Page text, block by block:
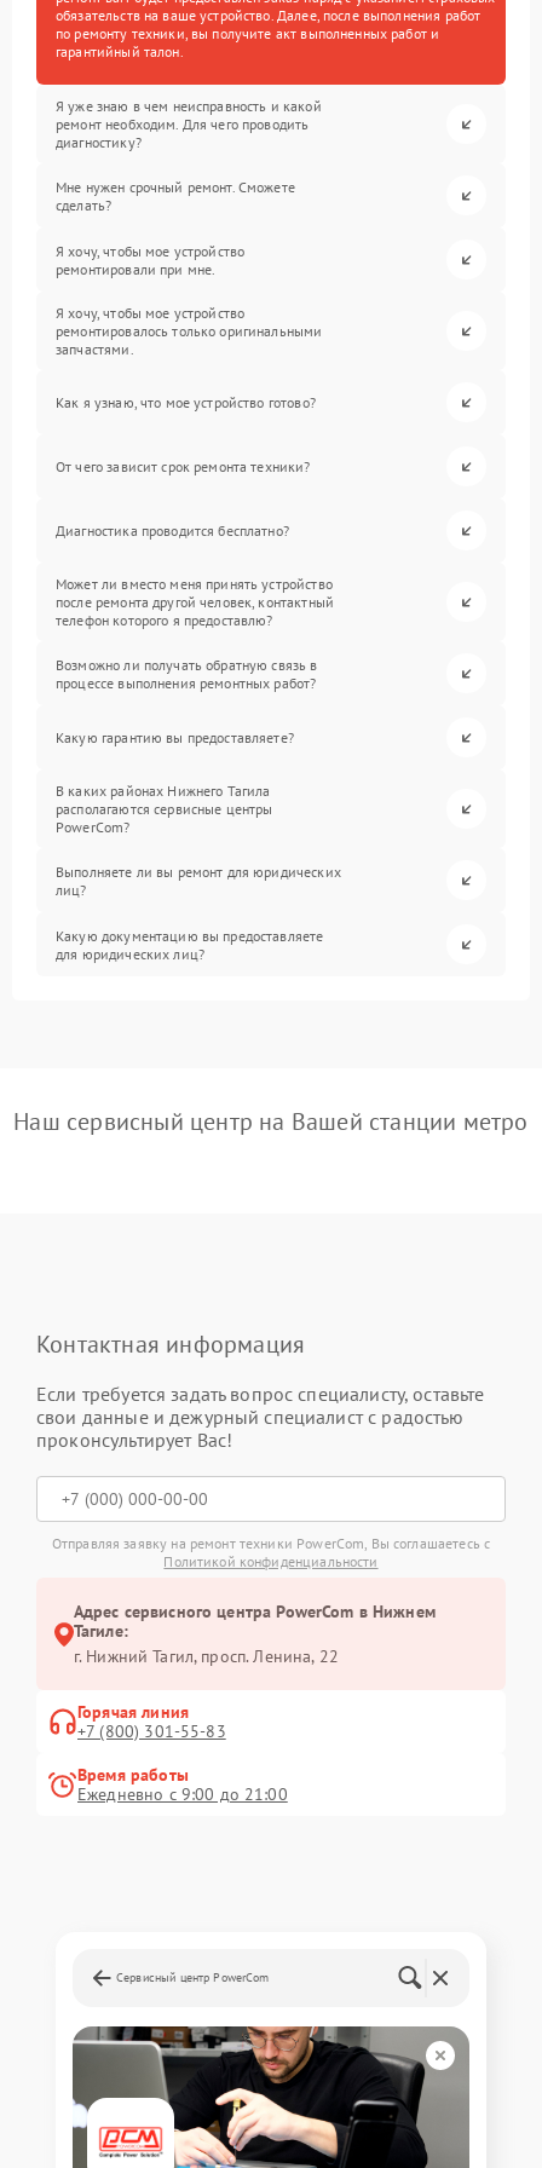
обязательств на ваше устройство. Далее, после выполнения работ
по ремонту техники, вы получите акт выполненных работ и
гарантийный талон.
Я уже знаю в чем неисправность и какой
ремонт необходим. Для чего проводить
диагностику?
Мне нужен срочный ремонт. Сможете
сделать?
Я хочу, чтобы мое устройство
ремонтировали при мне.
Я хочу, чтобы мое устройство
ремонтировалось только оригинальными
запчастями.
Как я узнаю, что мое устройство готово?
От чего зависит срок ремонта техники?
Диагностика проводится бесплатно?
Может ли вместо меня принять устройство
после ремонта другой человек, контактный
телефон которого я предоставлю?
Возможно ли получать обратную связь в
процессе выполнения ремонтных работ?
Какую гарантию вы предоставляете?
В каких районах Нижнего Тагила
располагаются сервисные центры
PowerCom?
Выполняете ли вы ремонт для юридических
лиц?
Какую документацию вы предоставляете
для юридических лиц?
Наш сервисный центр на Вашей станции метро
Контактная информация
Если требуется задать вопрос специалисту, оставьте
свои данные и дежурный специалист с радостью
проконсультирует Вас!
Отправляя заявку на ремонт техники PowerCom, Вы соглашаетесь с
Политикой конфиденциальности
Адрес сервисного центра PowerCom в Нижнем
Тагиле:
г. Нижний Тагил, просп. Ленина, 22
Горячая линия
+7 (800) 301-55-83
Время работы
Ежедневно с 9:00 до 21:00
Сервисный центр PowerCom